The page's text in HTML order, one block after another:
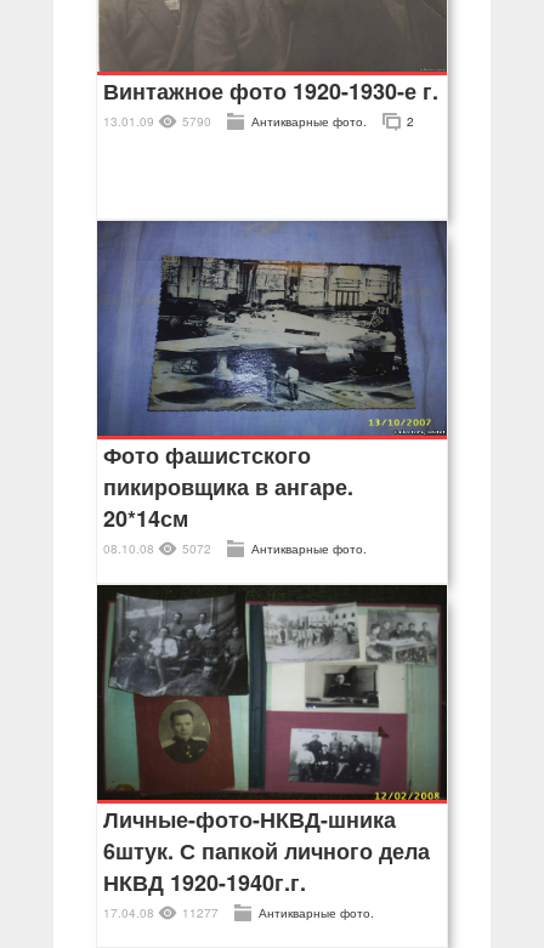
Винтажное фото 1920-1930-е г.
13.01.09 5790 Антикварные фото. 2
Фото фашистского
пикировщика в ангаре.
20*14см
08.10.08 5072 Антикварные фото.
Личные-фото-НКВД-шника
6штук. С папкой личного дела
НКВД 1920-1940г.г.
17.04.08 11277 Антикварные фото.